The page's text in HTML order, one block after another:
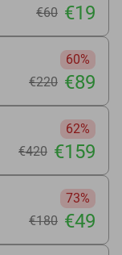
€60 €19
60%
€220 €89
62%
€420 €159
73%
€180 €49